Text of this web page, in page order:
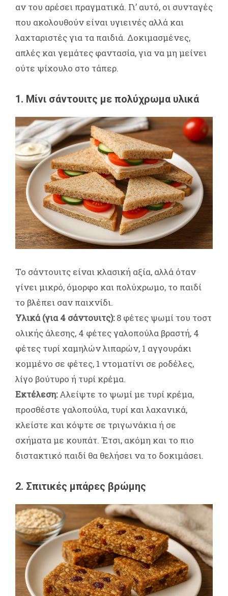
αν του αρέσει πραγματικά. Γι’ αυτό, οι συνταγές
που ακολουθούν είναι υγιεινές αλλά και
λαχταριστές για τα παιδιά. Δοκιμασμένες,
απλές και γεμάτες φαντασία, για να μη μείνει
ούτε ψίχουλο στο τάπερ.
1. Μίνι σάντουιτς με πολύχρωμα υλικά
Το σάντουιτς είναι κλασική αξία, αλλά όταν
γίνει μικρό, όμορφο και πολύχρωμο, το παιδί
το βλέπει σαν παιχνίδι.
Υλικά (για 4 σάντουιτς):8 φέτες ψωμί του τοστ
ολικής άλεσης, 4 φέτες γαλοπούλα βραστή, 4
φέτες τυρί χαμηλών λιπαρών, 1 αγγουράκι
κομμένο σε φέτες, 1 ντοματίνι σε ροδέλες,
λίγο βούτυρο ή τυρί κρέμα.
Εκτέλεση:Αλείψτε το ψωμί με τυρί κρέμα,
προσθέστε γαλοπούλα, τυρί και λαχανικά,
κλείστε και κόψτε σε τριγωνάκια ή σε
σχήματα με κουπάτ. Έτσι, ακόμη και το πιο
διστακτικό παιδί θα θελήσει να το δοκιμάσει.
2. Σπιτικές μπάρες βρώμης